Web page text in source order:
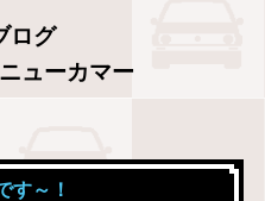
ログ
ューカマー
す～！